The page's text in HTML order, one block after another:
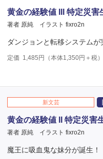
黄金の経験値 III 特定災
著者 原純 イラスト fixro2n
ダンジョンと転移システム
定価 1,485 円（本体1,350円＋税）
新文芸
黄金の経験値 II 特定災害
著者 原純 イラスト fixro2n
魔王に吸血鬼な妹分が誕生